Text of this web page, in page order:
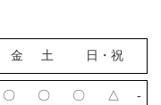
金 土 日・祝
〇 〇 〇 △ ‐